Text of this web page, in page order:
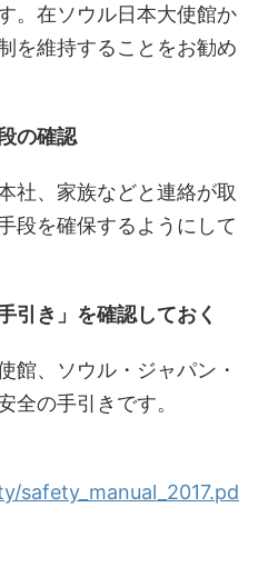
。在ソウル日本大使館か
を維持することをお勧め
の確認
社、家族などと連絡が取
段を確保するようにして
引き」を確認しておく
館、ソウル・ジャパン・
全の手引きです。
safety_manual_2017.pd